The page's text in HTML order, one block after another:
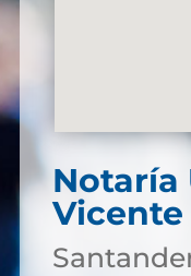
Notaría